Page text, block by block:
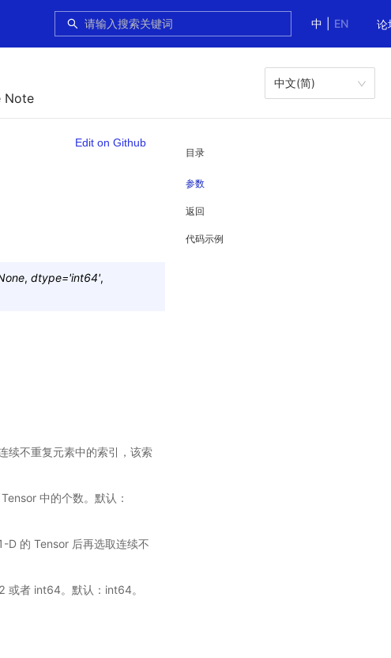
中
EN 论
Note
中文(简)
目录
参数
返回
代码示例
Edit on Github
, dtype='int64',
续不重复元素中的索引，该索
中的个数。默认：
D 的 Tensor 后再选取连续不
或者 int64。默认：int64。